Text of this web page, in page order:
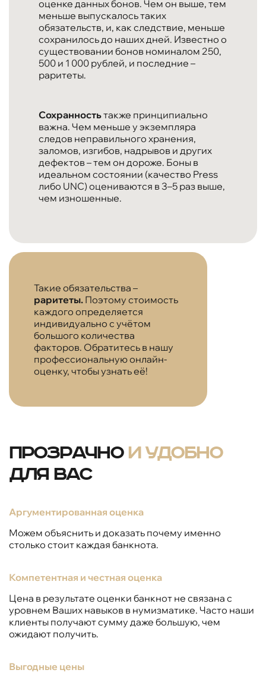
оценке данных бонов. Чем он выше, тем
меньше выпускалось таких
обязательств, и, как следствие, меньше
сохранилось до наших дней. Известно о
существовании бонов номиналом 250,
500 и 1 000 рублей, и последние –
раритеты.
Сохранностьтакже принципиально
важна. Чем меньше у экземпляра
следов неправильного хранения,
заломов, изгибов, надрывов и других
дефектов – тем он дороже. Боны в
идеальном состоянии (качество Press
либо UNC) оцениваются в 3–5 раз выше,
чем изношенные.
Такие обязательства –
раритеты. Поэтому стоимость
каждого определяется
индивидуально с учётом
большого количества
факторов. Обратитесь в нашу
профессиональную онлайн-
оценку, чтобы узнать её!
Прозрачно и удобно
для вас
Аргументированная оценка
Можем объяснить и доказать почему именно
столько стоит каждая банкнота.
Компетентная и честная оценка
Цена в результате оценки банкнот не связана с
уровнем Ваших навыков в нумизматике. Часто наши
клиенты получают сумму даже большую, чем
ожидают получить.
Выгодные цены